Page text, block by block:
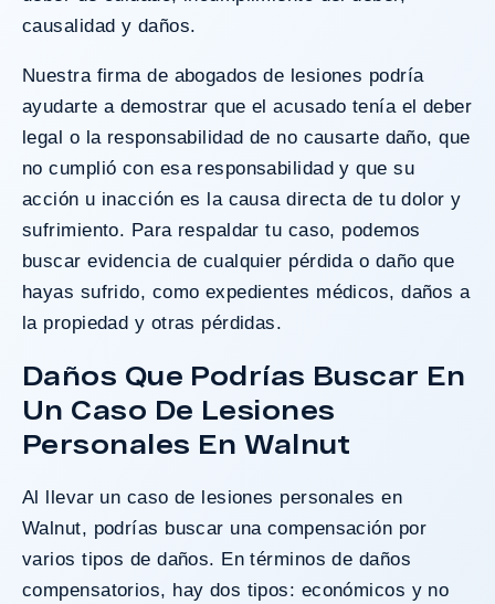
causalidad y daños.
Nuestra firma de abogados de lesiones podría
ayudarte a demostrar que el acusado tenía el deber
legal o la responsabilidad de no causarte daño, que
no cumplió con esa responsabilidad y que su
acción u inacción es la causa directa de tu dolor y
sufrimiento. Para respaldar tu caso, podemos
buscar evidencia de cualquier pérdida o daño que
hayas sufrido, como expedientes médicos, daños a
la propiedad y otras pérdidas.
Daños Que Podrías Buscar En
Un Caso De Lesiones
Personales En Walnut
Al llevar un caso de lesiones personales en
Walnut, podrías buscar una compensación por
varios tipos de daños. En términos de daños
compensatorios, hay dos tipos: económicos y no